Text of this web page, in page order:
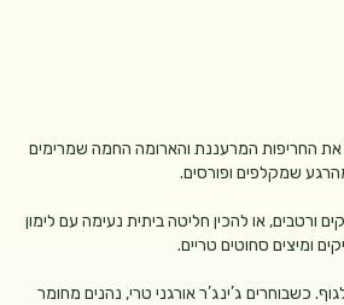
להביא אליכם הביתה את החריפות המרעננת והארומה החמה שמרימים
שמקלפים ופורסים.
ורטבים, או להכין חליטה ביתית נעימה עם לימון
ומיצים סחוטים טריים.
כשבוחרים ג’ינג’ר אורגני טרי, נהנים מחומר